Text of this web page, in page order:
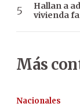
Hallan a
vivienda
Más
Nacionales